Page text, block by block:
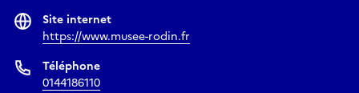
Site internet
https://www.musee-rodin.fr
Téléphone
0144186110